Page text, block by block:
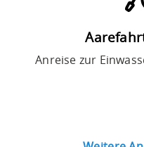
Anreise zur